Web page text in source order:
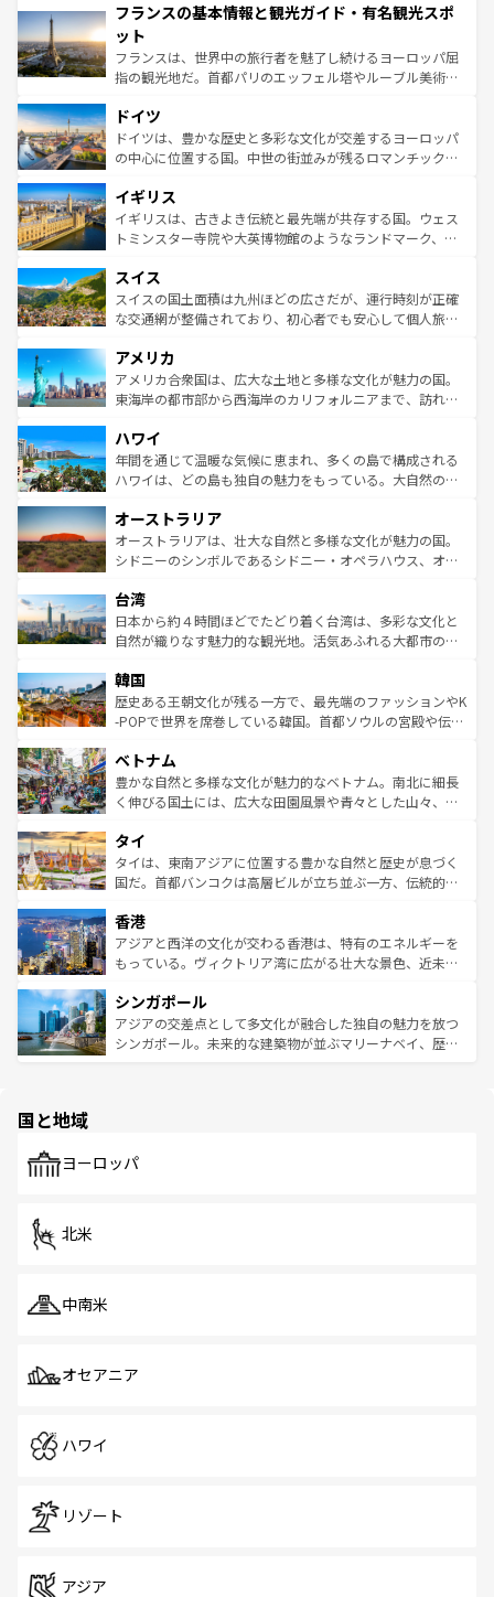
ませてくれるイタリアで、忘れられない旅をしてみよう！
なお、新着のイタリア情報は
しい。
文化が根付くこの国では、情熱的なフラメンコ、熱気あふ
れる闘牛、そして美味しいタパスが生活の一部となってい
る。首都マドリードの洗練された雰囲気や、バルセロナの
アートに溢れた街角から、地方では古代ローマ遺跡や中世
せる。地方によって風土や気候が異なるスペインはその個
性で訪れる人を魅了する。 なお、新着のスペイン情報は コ
ンテンツ一覧を参照してほしい。
フランスの基本情報と観光ガイド・有名観光スポ
ット
フランスは、世界中の旅行者を魅了し続けるヨーロッパ屈
指の観光地だ。首都パリのエッフェル塔やルーブル美術館
で、幅広い魅力が詰まっている。華麗な宮殿、歴史的な大
聖堂、美しいビーチ、そして豊かな自然が、訪れる者を心
から魅了する。また、フランスは美食の国としても知ら
いる。シャンパンの発祥地であるランス、プロヴァンスの
香り高いラベンダー畑など、多彩な楽しみ方が可能だ。さ
らに、パリ以外の地域にも魅力が溢れており、どの街角に
れる地方に足を運ぶとそれぞれで全く異なる文化を体験で
きるだろう。 なお、新着のフランス情報はコンテンツ一覧
を参照してほしい。
ドイツ
ドイツは、豊かな歴史と多彩な文化が交差するヨーロッパ
の中心に位置する国。中世の街並みが残るロマンチック街
顔を持つこの国は、どこを歩いても飽きることがない。ベ
ルリンの文化的活気、バイエルン州のアルプスの絶景、そ
してライン川沿いのワイン畑といった風景は必見。ビール
は、お酒好きな人にはぜひ体験してほしい。 なお、新着の
ドイツ情報はコンテンツ一覧を参照してほしい。
イギリス
イギリスは、古きよき伝統と最先端が共存する国。ウェス
トミンスター寺院や大英博物館のようなランドマーク、歴
リアごとに異なる魅力がある。また、優雅なアフタヌーン
ティー、ビール好きにはたまらない英国パブ、サッカー観
戦など、本場だからこそできる体験も豊富。イギリスを旅
ンツ一覧を参照してほしい。
スイス
スイスの国土面積は九州ほどの広さだが、運行時刻が正確
な交通網が整備されており、初心者でも安心して個人旅行
の建物がそのまま残る町や、スイスならではのユニークな
博物館もあり、アルプス観光だけでなく町歩きも満喫する
ことができる。国民の所得が高いため物価も高いが、旅行
ば市内交通費無料で観光を楽しむこともできる。 なお、新
着のスイス情報はコンテンツ一覧 を参照してほしい。
アメリカ
アメリカ合衆国は、広大な土地と多様な文化が魅力の国。
東海岸の都市部から西海岸のカリフォルニアまで、訪れる
のような巨大都市は、観光、ショッピング、エンターテイ
ンメントが詰まった刺激的なスポットだ。一方、アメリカ
西部には大自然が広がり、グランドキャニオンやイエロー
部のニューオーリンズでは、音楽と美食が融合した独特の
文化が魅力。旅行者はアメリカの各地域で異なる魅力を楽
しみながら、その多様性と豊かな歴史を感じることができ
ならではの贅沢な旅のスタイルだ。 なお、新着のアメリカ
情報はコンテンツ一覧を参照してほしい。
ハワイ
年間を通じて温暖な気候に恵まれ、多くの島で構成される
ハワイは、どの島も独自の魅力をもっている。大自然の神
ワイ島は見逃せない。また、定番の観光地といえばオアフ
島だが、静かな自然を求めるならマウイ島やカウアイ島が
おすすめ。エメラルドグリーンに輝く海をはじめ、豊かな
れるおもてなしの心で訪れる人々を迎えてくれるハワイの
人々、おいしいローカルフードやハワイアンミュージッ
ク、伝統的なフラダンスなど、すべてがハワイの魅力を彩
ワイを、存分に味わってほしい。 なお、新着のハワイ情報
はコンテンツ一覧を参照してほしい。
オーストラリア
オーストラリアは、壮大な自然と多様な文化が魅力の国。
シドニーのシンボルであるシドニー・オペラハウス、オー
リアリーフや大陸中央部にそびえるウルル（エアーズロッ
ク）、タスマニアの美しい原生林やケアンズの熱帯雨林な
ど、見どころがたくさん。また、カフェやワイン、オージ
いる。アクティビティも充実しており、サーフィンやダイ
ビング、ハイキングなど、アウトドア好きにはたまらな
い。オーストラリアの多彩な魅力を存分に味わいつくそ
参照してほしい。
台湾
日本から約４時間ほどでたどり着く台湾は、多彩な文化と
自然が織りなす魅力的な観光地。活気あふれる大都市の台
ン）、静ひつな山岳地帯である台湾東部など、都市の喧騒
と山間の静けさが共存しており、訪れる人に新しい発見と
驚きをもたらしてくれる。また、奥深い台湾の食文化も魅
容にもいいと評判のスイーツなど、バラエティ豊かな料理
が味わえる。 なお、新着の台湾情報は コンテンツ一覧を参
照してほしい。
韓国
歴史ある王朝文化が残る一方で、最先端のファッションやK
-POPで世界を席巻している韓国。首都ソウルの宮殿や伝統
き、地方に足を延ばせば四季折々の自然美を楽しむことが
できる。そして、キムチや焼肉、絶品のストリートフード
まで、さまざまな韓国料理が待っている。夜には、韓国な
リティに包まれながら、韓国の多彩な魅力を心ゆくまで味
わってみてほしい。 なお、新着の韓国情報はコンテンツ一
覧を参照してほしい。
ベトナム
豊かな自然と多様な文化が魅力的なベトナム。南北に細長
く伸びる国土には、広大な田園風景や青々とした山々、世
急速な発展と共に伝統が息づく。ハノイの古い町並みやホ
ーチミン市のフランス統治時代の建物も、独特の雰囲気を
醸し出している。また、バラエティの豊かさとおいしさで
とつ。フォーやバインミー、ベトナムコーヒーなどは、ぜ
ひ現地で味わいたい。どの地域を訪れてもあたたかい人々
が旅行者を迎えてくれるので、きっと忘れられない旅にな
参照してほしい。
タイ
タイは、東南アジアに位置する豊かな自然と歴史が息づく
国だ。首都バンコクは高層ビルが立ち並ぶ一方、伝統的な
の活気が交差している。北部ではチェンマイなどの山岳地
帯で自然と触れ合い、南部ではプーケットやクラビの美し
いビーチでリゾート気分を楽しむことができる。タイ料理
激する。気候は一年中温暖で、どの季節にも異なる楽しみ
が待っている。親しみやすいタイの人々、仏教を中心とし
た文化、そして多様な観光資源が、訪れる旅人を魅了し続
香港
アジアと西洋の文化が交わる香港は、特有のエネルギーを
もっている。ヴィクトリア湾に広がる壮大な景色、近未来
み、どこを訪れても感動するはず。観光スポットが密集し
ており、効率よく見どころを回れるのも魅力。息をのむよ
うな絶景から文化的な体験まで、香港を存分に楽しみ尽く
シンガポール
アジアの交差点として多文化が融合した独自の魅力を放つ
シンガポール。未来的な建築物が並ぶマリーナベイ、歴史
で、ホーカーズは地元の風情を楽しめる外せないスポット
国と地域
ヨーロッパ
北米
中南米
オセアニア
ハワイ
リゾート
アジア